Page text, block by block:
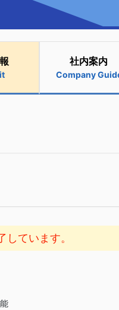
社内案内
Company
しています。